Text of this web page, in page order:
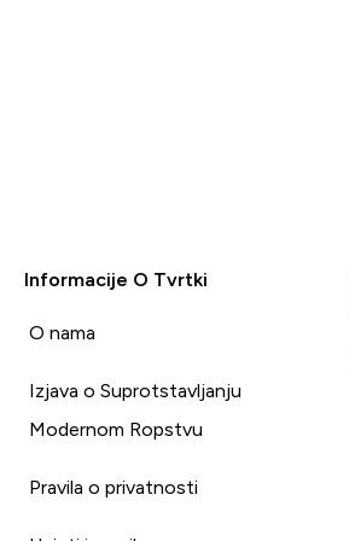
Informacije O Tvrtki
O nama
Izjava o Suprotstavljanju
Modernom Ropstvu
Pravila o privatnosti